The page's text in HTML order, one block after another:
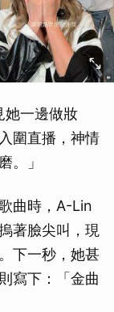
她一邊做妝
圍直播，神情
。」
曲時，A-Lin
著臉尖叫，現
下一秒，她甚
寫下：「金曲